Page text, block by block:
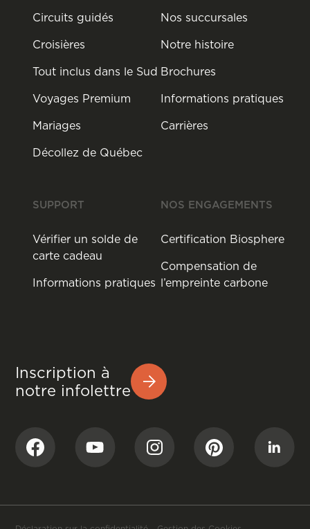
Circuits guidés
Croisières
Tout inclus dans le Sud
Voyages Premium
Mariages
Décollez de Québec
Nos succursales
Notre histoire
Brochures
Informations pratiques
Carrières
SUPPORT
Vérifier un solde de
carte cadeau
Informations pratiques
NOS ENGAGEMENTS
Certification Biosphere
Compensation de
l’empreinte carbone
Inscription à
notre infolettre